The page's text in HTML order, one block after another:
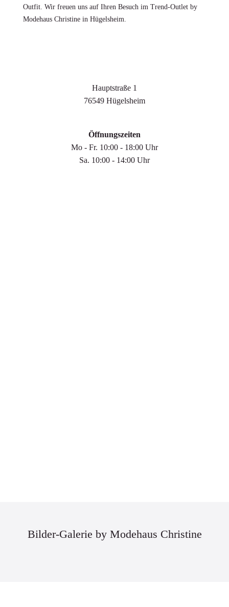
Outfit. Wir freuen uns auf Ihren Besuch im Trend-Outlet by
Modehaus Christine in Hügelsheim.
Hauptstraße 1
76549 Hügelsheim
Öffnungszeiten
Mo - Fr. 10:00 - 18:00 Uhr
Sa. 10:00 - 14:00 Uhr
Bilder-Galerie by Modehaus Christine